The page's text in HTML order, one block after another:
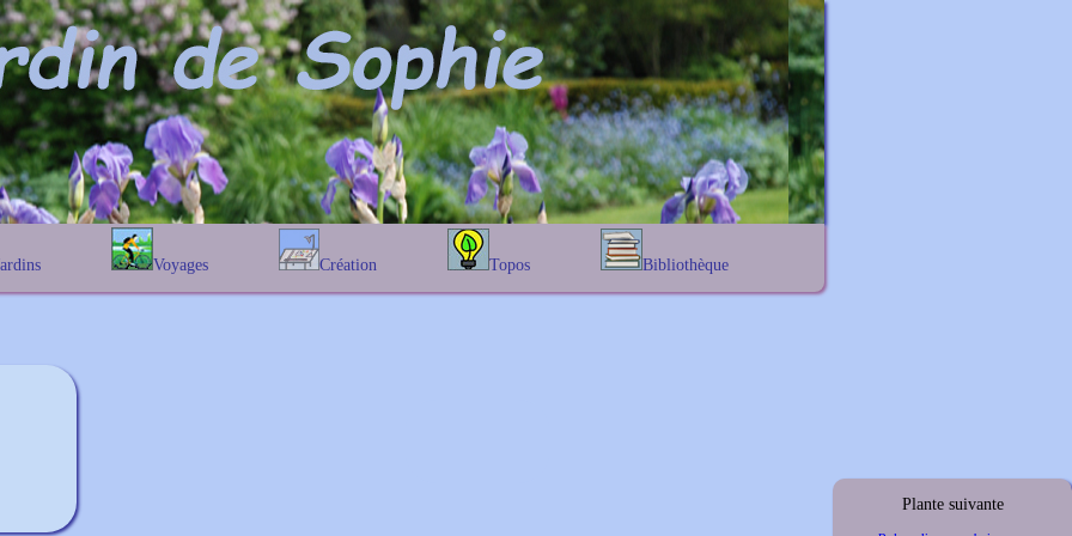
Voyages
En Belgique
Création
Prairies fleuries
Topos
Les chênes
Bibliothèque
Lexique noms propres
Plante suivante